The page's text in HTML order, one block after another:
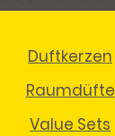
Duftkerzen
Raumdüfte
Value Sets